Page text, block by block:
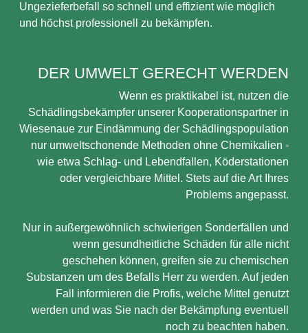
Ungezieferbefall so schnell und effizient wie möglich
und höchst professionell zu bekämpfen.
DER UMWELT GERECHT WERDEN
Wenn es praktikabel ist, nutzen die
Schädlingsbekämpfer unserer Kooperationspartner in
Wiesenaue zur Eindämmung der Schädlingspopulation
nur umweltschonende Methoden ohne Chemikalien -
wie etwa Schlag- und Lebendfallen, Köderstationen
oder vergleichbare Mittel. Stets auf die Art Ihres
Problems angepasst.
Nur in außergewöhnlich schwierigen Sonderfällen und
wenn gesundheitliche Schäden für alle nicht
geschehen können, greifen sie zu chemischen
Substanzen um des Befalls Herr zu werden. Auf jeden
Fall informieren die Profis, welche Mittel genutzt
werden und was Sie nach der Bekämpfung eventuell
noch zu beachten haben.